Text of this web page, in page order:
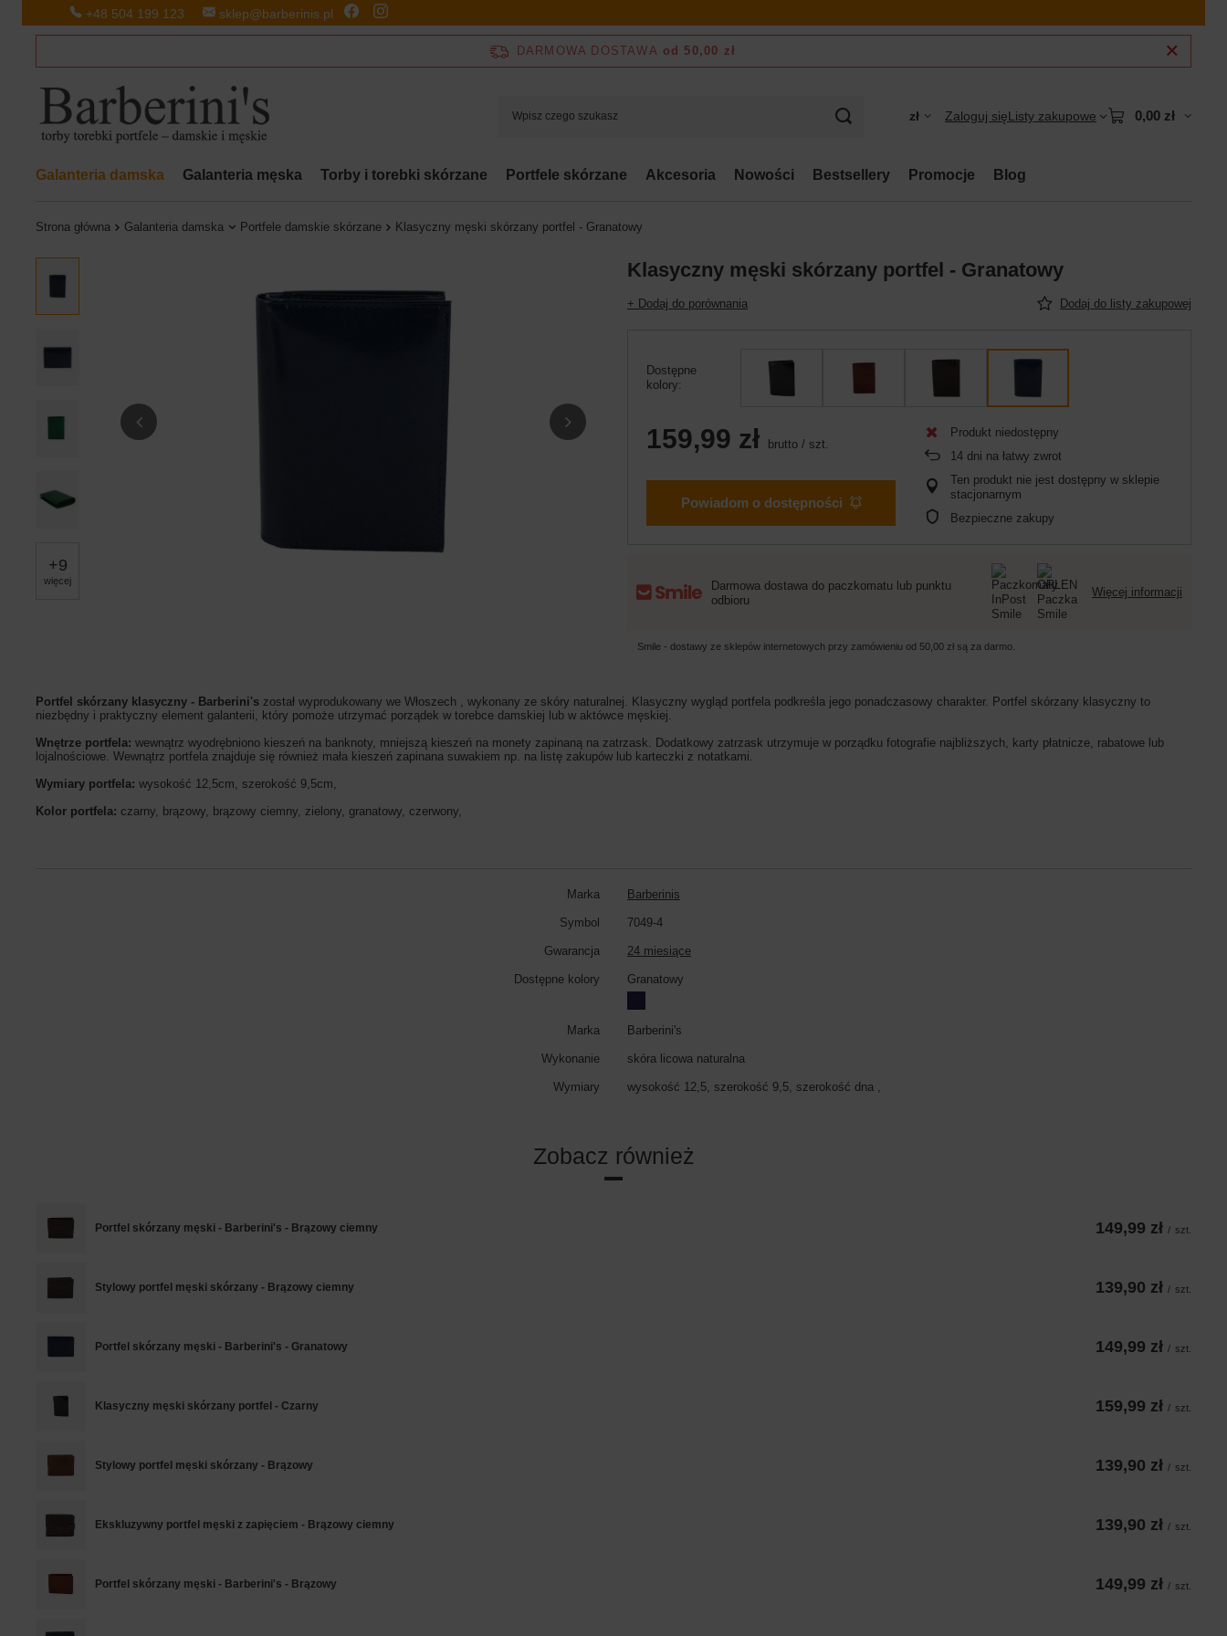
+48 504 199 123 sklep@barberinis.pl
DARMOWA DOSTAWA od 50,00 zł
zł Zaloguj sięListy zakupowe 0,00 zł
Galanteria damska Galanteria męska Torby i torebki skórzane Portfele skórzane Akcesoria Nowości Bestsellery Promocje Blog
Strona główna Galanteria damska Portfele damskie skórzane Klasyczny męski skórzany portfel - Granatowy
+9
więcej
Klasyczny męski skórzany portfel - Granatowy
+ Dodaj do porównania Dodaj do listy zakupowej
Dostępne
kolory
159,99 zł brutto / szt.
Powiadom o dostępności
Produkt niedostępny
14 dni na łatwy zwrot
Ten produkt nie jest dostępny w sklepie
stacjonarnym
Bezpieczne zakupy
Darmowa dostawa do paczkomatu lub punktu
odbioru
Więcej informacji
Smile - dostawy ze sklepów internetowych przy zamówieniu od 50,00 zł są za darmo.
Portfel skórzany klasyczny - Barberini's został wyprodukowany we Włoszech , wykonany ze skóry naturalnej. Klasyczny wygląd portfela podkreśla jego ponadczasowy charakter. Portfel skórzany klasyczny to
niezbędny i praktyczny element galanterii, który pomoże utrzymać porządek w torebce damskiej lub w aktówce męskiej.
Wnętrze portfela: wewnątrz wyodrębniono kieszeń na banknoty, mniejszą kieszeń na monety zapinaną na zatrzask. Dodatkowy zatrzask utrzymuje w porządku fotografie najbliższych, karty płatnicze, rabatowe lub
lojalnościowe. Wewnątrz portfela znajduje się również mała kieszeń zapinana suwakiem np. na listę zakupów lub karteczki z notatkami.
Wymiary portfela: wysokość 12,5cm, szerokość 9,5cm,
Kolor portfela: czarny, brązowy, brązowy ciemny, zielony, granatowy, czerwony,
Marka Barberinis
Symbol 7049-4
Gwarancja 24 miesiące
Dostępne kolory Granatowy
Marka Barberini's
Wykonanie skóra licowa naturalna
Wymiary wysokość 12,5, szerokość 9,5, szerokość dna ,
Zobacz również
Portfel skórzany męski - Barberini's - Brązowy ciemny 149,99 zł / szt.
Stylowy portfel męski skórzany - Brązowy ciemny 139,90 zł / szt.
Portfel skórzany męski - Barberini's - Granatowy 149,99 zł / szt.
Klasyczny męski skórzany portfel - Czarny 159,99 zł / szt.
Stylowy portfel męski skórzany - Brązowy 139,90 zł / szt.
Ekskluzywny portfel męski z zapięciem - Brązowy ciemny 139,90 zł / szt.
Portfel skórzany męski - Barberini's - Brązowy 149,99 zł / szt.